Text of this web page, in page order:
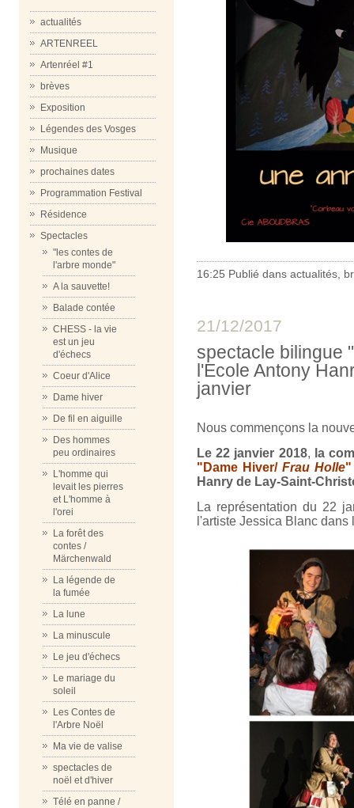
actualités
ARTENREEL
Artenréel #1
brèves
Exposition
Légendes des Vosges
Musique
prochaines dates
Programmation Festival
Résidence
Spectacles
"les contes de
l'arbre monde"
A la sauvette!
Balade contée
CHESS - la vie
est un jeu
d'échecs
Coeur d'Alice
Dame hiver
De fil en aiguille
Des hommes
peu ordinaires
L'homme qui
levait les pierres
et L'homme à
l'orei
La forêt des
contes /
Märchenwald
La légende de
la fumée
La lune
La minuscule
Le jeu d'échecs
Le mariage du
soleil
Les Contes de
l'Arbre Noël
Ma vie de valise
spectacles de
noël et d'hiver
Télé en panne /
16:25 Publié dans actualités
21/12/2017
spectacle bilingue
l'Ecole Antony
janvier
Nous commençons la
Le 22 janvier 2018, la
"Dame Hiver/ Frau Holle"
Hanry de Lay-Saint-
La représentation du 22
l'artiste Jessica Blanc